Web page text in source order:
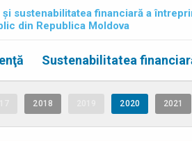
și sustenabilitatea financiară a
din Republica Moldova
Sustenabilitatea
2018 2020 2021